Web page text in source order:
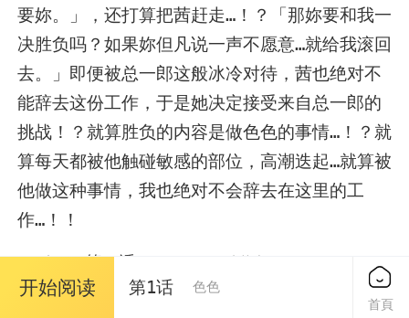
要妳。」，还打算把茜赶走…！？「那妳要和我一
决胜负吗？如果妳但凡说一声不愿意…就给我滚回
去。」即便被总一郎这般冰冷对待，茜也绝对不
能辞去这份工作，于是她决定接受来自总一郎的
挑战！？就算胜负的内容是做色色的事情…！？就
算每天都被他触碰敏感的部位，高潮迭起…就算被
他做这种事情，我也绝对不会辞去在这里的工
作…！！
已更新到：第20话
开始阅读 第1话 色色
首頁